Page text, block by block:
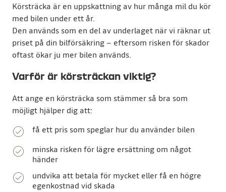
Körsträcka är en uppskattning av hur många mil du kör
med bilen under ett år.
Den används som en del av underlaget när vi räknar ut
priset på din bilförsäkring – eftersom risken för skador
oftast ökar ju mer bilen används.
Varför är körsträckan viktig?
Att ange en körsträcka som stämmer så bra som
möjligt hjälper dig att:
få ett pris som speglar hur du använder bilen
minska risken för lägre ersättning om något
händer
undvika att betala för mycket eller få en högre
egenkostnad vid skada